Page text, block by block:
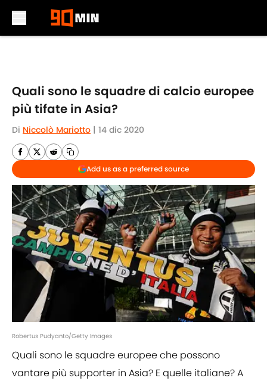
Quali sono le squadre di calcio europee
più tifate in Asia?
Di Niccolò Mariotto | 14 dic 2020
Add us as a preferred source
Robertus Pudyanto/Getty Images
Quali sono le squadre europee che possono
vantare più supporter in Asia? E quelle italiane? A